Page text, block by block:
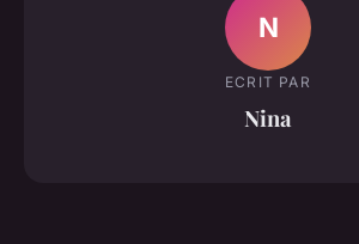
N
ECRIT PAR
Nina